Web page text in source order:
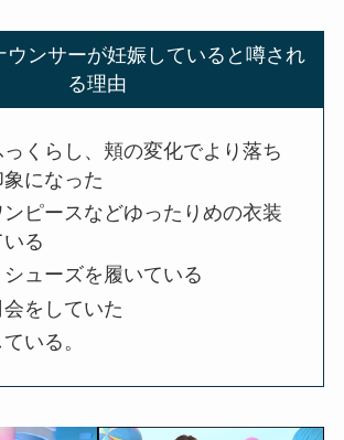
ウンサーが妊娠していると噂され
る理由
くらし、頬の変化でより落ち
になった
ピースなどゆったりめの衣装
る
シューズを履いている
をしていた
いる。